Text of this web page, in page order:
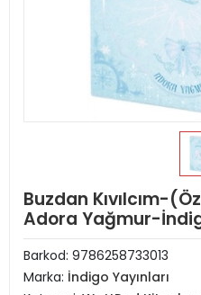
Buzdan Kıvılcım-
Adora Yağmur-
Barkod: 9786258733013
Marka: İndigo Yayınları